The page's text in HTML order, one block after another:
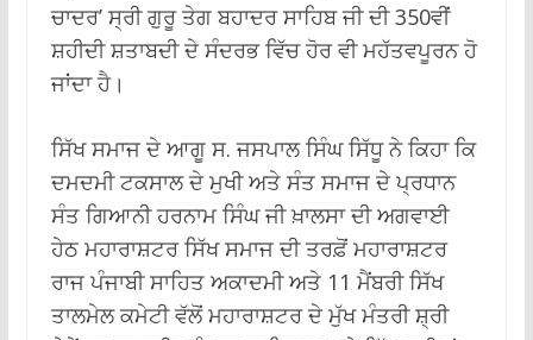
ਚਾਦਰ’ ਸ੍ਰੀ ਗੁਰੂ ਤੇਗ ਬਹਾਦਰ ਸਾਹਿਬ ਜੀ ਦੀ 350ਵੀਂ
ਸ਼ਹੀਦੀ ਸ਼ਤਾਬਦੀ ਦੇ ਸੰਦਰਭ ਵਿੱਚ ਹੋਰ ਵੀ ਮਹੱਤਵਪੂਰਨ ਹੋ
ਜਾਂਦਾ ਹੈ।
ਸਿੱਖ ਸਮਾਜ ਦੇ ਆਗੂ ਸ. ਜਸਪਾਲ ਸਿੰਘ ਸਿੱਧੂ ਨੇ ਕਿਹਾ ਕਿ
ਦਮਦਮੀ ਟਕਸਾਲ ਦੇ ਮੁਖੀ ਅਤੇ ਸੰਤ ਸਮਾਜ ਦੇ ਪ੍ਰਧਾਨ
ਸੰਤ ਗਿਆਨੀ ਹਰਨਾਮ ਸਿੰਘ ਜੀ ਖ਼ਾਲਸਾ ਦੀ ਅਗਵਾਈ
ਹੇਠ ਮਹਾਰਾਸ਼ਟਰ ਸਿੱਖ ਸਮਾਜ ਦੀ ਤਰਫ਼ੋਂ ਮਹਾਰਾਸ਼ਟਰ
ਰਾਜ ਪੰਜਾਬੀ ਸਾਹਿਤ ਅਕਾਦਮੀ ਅਤੇ 11 ਮੈਂਬਰੀ ਸਿੱਖ
ਤਾਲਮੇਲ ਕਮੇਟੀ ਵੱਲੋਂ ਮਹਾਰਾਸ਼ਟਰ ਦੇ ਮੁੱਖ ਮੰਤਰੀ ਸ਼੍ਰੀ